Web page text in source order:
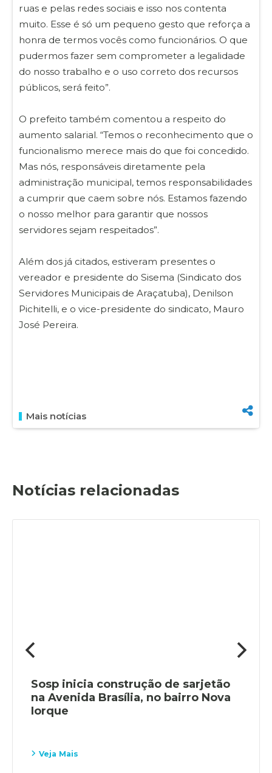
ruas e pelas redes sociais e isso nos contenta
muito. Esse é só um pequeno gesto que reforça a
honra de termos vocês como funcionários. O que
pudermos fazer sem comprometer a legalidade
do nosso trabalho e o uso correto dos recursos
públicos, será feito”.
O prefeito também comentou a respeito do
aumento salarial. “Temos o reconhecimento que o
funcionalismo merece mais do que foi concedido.
Mas nós, responsáveis diretamente pela
administração municipal, temos responsabilidades
a cumprir que caem sobre nós. Estamos fazendo
o nosso melhor para garantir que nossos
servidores sejam respeitados”.
Além dos já citados, estiveram presentes o
vereador e presidente do Sisema (Sindicato dos
Servidores Municipais de Araçatuba), Denilson
Pichitelli, e o vice-presidente do sindicato, Mauro
José Pereira.
Mais notícias
Notícias relacionadas
Sosp inicia construção de sarjetão
na Avenida Brasília, no bairro Nova
Iorque
Veja Mais